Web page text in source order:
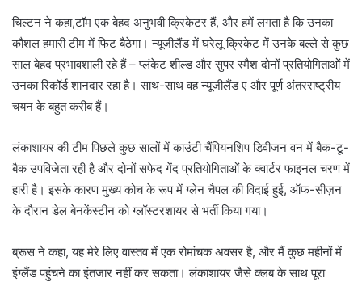
चिल्टन ने कहा,टॉम एक बेहद अनुभवी क्रिकेटर हैं, और हमें लगता है कि उनका
कौशल हमारी टीम में फिट बैठेगा। न्यूजीलैंड में घरेलू क्रिकेट में उनके बल्ले से कुछ
साल बेहद प्रभावशाली रहे हैं – प्लंकेट शील्ड और सुपर स्मैश दोनों प्रतियोगिताओं में
उनका रिकॉर्ड शानदार रहा है। साथ-साथ वह न्यूजीलैंड ए और पूर्ण अंतरराष्ट्रीय
चयन के बहुत करीब हैं।
लंकाशायर की टीम पिछले कुछ सालों में काउंटी चैंपियनशिप डिवीजन वन में बैक-टू-
बैक उपविजेता रही है और दोनों सफेद गेंद प्रतियोगिताओं के क्वार्टर फाइनल चरण में
हारी है। इसके कारण मुख्य कोच के रूप में ग्लेन चैपल की विदाई हुई, ऑफ-सीज़न
के दौरान डेल बेनकेंस्टीन को ग्लॉस्टरशायर से भर्ती किया गया।
ब्रूस ने कहा, यह मेरे लिए वास्तव में एक रोमांचक अवसर है, और मैं कुछ महीनों में
इंग्लैंड पहुंचने का इंतजार नहीं कर सकता। लंकाशायर जैसे क्लब के साथ पूरा